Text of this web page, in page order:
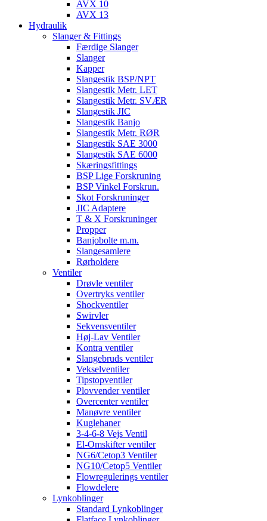
AVX 10
AVX 13
Hydraulik
Slanger & Fittings
Færdige Slanger
Slanger
Kapper
Slangestik BSP/NPT
Slangestik Metr. LET
Slangestik Metr. SVÆR
Slangestik JIC
Slangestik Banjo
Slangestik Metr. RØR
Slangestik SAE 3000
Slangestik SAE 6000
Skæringsfittings
BSP Lige Forskruning
BSP Vinkel Forskrun.
Skot Forskruninger
JIC Adaptere
T & X Forskruninger
Propper
Banjobolte m.m.
Slangesamlere
Rørholdere
Ventiler
Drøvle ventiler
Overtryks ventiler
Shockventiler
Swirvler
Sekvensventiler
Høj-Lav Ventiler
Kontra ventiler
Slangebruds ventiler
Vekselventiler
Tipstopventiler
Plovvender ventiler
Overcenter ventiler
Manøvre ventiler
Kuglehaner
3-4-6-8 Vejs Ventil
El-Omskifter ventiler
NG6/Cetop3 Ventiler
NG10/Cetop5 Ventiler
Flowregulerings ventiler
Flowdelere
Lynkoblinger
Standard Lynkoblinger